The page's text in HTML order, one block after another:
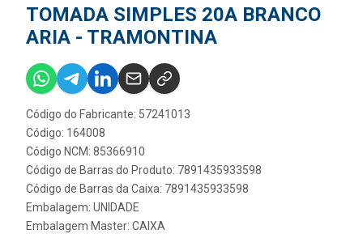
TOMADA SIMPLES 20A BRANCO
ARIA - TRAMONTINA
Código do Fabricante: 57241013
Código: 164008
Código NCM: 85366910
Código de Barras do Produto: 7891435933598
Código de Barras da Caixa: 7891435933598
Embalagem: UNIDADE
Embalagem Master: CAIXA